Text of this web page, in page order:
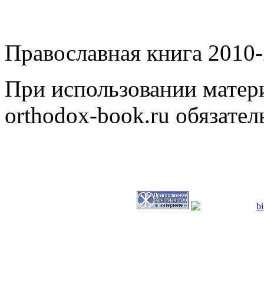
Православная книга
При использовании
orthodox-book.ru